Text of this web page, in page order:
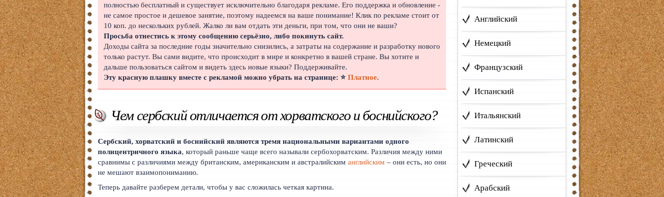
полностью бесплатный и существует исключительно благодаря рекламе. Его поддержка и обновление -
не самое простое и дешевое занятие, поэтому надеемся на ваше понимание! Клик по рекламе стоит от
10 коп. до нескольких рублей. Жалко ли вам отдать эти деньги, при том, что они не ваши?
Просьба отнестись к этому сообщению серьёзно, либо покинуть сайт.
Доходы сайта за последние годы значительно снизились, а затраты на содержание и разработку нового
только растут. Вы сами видите, что происходит в мире и конкретно в вашей стране. Вы хотите и
дальше пользоваться сайтом и видеть здесь новые языки? Поддерживайте.
Эту красную плашку вместе с рекламой можно убрать на странице: ⭐Платное.
Чем сербский отличается от хорватского и боснийского?
Сербский, хорватский и боснийский являются тремя национальными вариантами одного
полицентричного языка, который раньше чаще всего называли сербохорватским. Различия между ними
сравнимы с различиями между британским, американским и австралийскиманглийским – они есть, но они
не мешают взаимопониманию.
Теперь давайте разберем детали, чтобы у вас сложилась четкая картина.
Английский
Немецкий
Французский
Испанский
Итальянский
Латинский
Греческий
Арабский
Корейский
Польский
Иврит
Португальский
Чешский
Индонезийский
Нидерландский
Финский
Болгарский
Вьетнамский